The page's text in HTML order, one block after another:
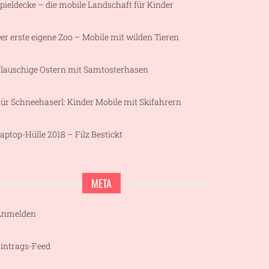
– die mobile Landschaft für Kinder
erste eigene Zoo – Mobile mit wilden Tieren
Ostern mit Samtosterhasen
Schneehaserl: Kinder Mobile mit Skifahrern
Hülle 2018 – Filz Bestickt
META
Feed